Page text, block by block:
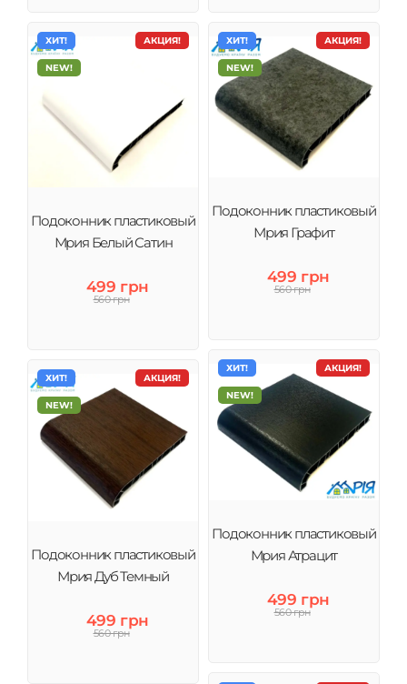
АКЦИЯ!
ХИТ!
NEW!
Подоконник пластиковый
Мрия Белый Сатин
499 грн
560 грн
АКЦИЯ!
ХИТ!
NEW!
Подоконник пластиковый
Мрия Графит
499 грн
560 грн
АКЦИЯ!
ХИТ!
NEW!
Подоконник пластиковый
Мрия Атрацит
499 грн
560 грн
АКЦИЯ!
ХИТ!
NEW!
Подоконник пластиковый
Мрия Дуб Темный
499 грн
560 грн